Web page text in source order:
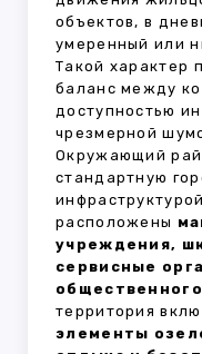
объектов, в
умеренный или
Такой характер
баланс между
доступностью
чрезмерной
Окружающий
стандартную
расположены
учреждения,
сервисные
территория
элементы